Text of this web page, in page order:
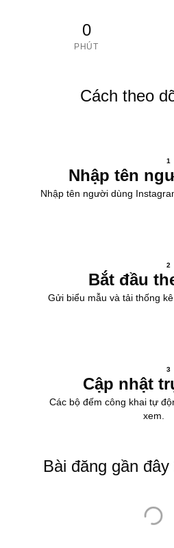
0
PHÚT
Cách theo
1
Nhập tên
Nhập tên người dùng
2
Bắt đầu
Gửi biểu mẫu và tải thống
3
Cập nhật
Các bộ đếm công khai tự
xem.
Bài đăng gần